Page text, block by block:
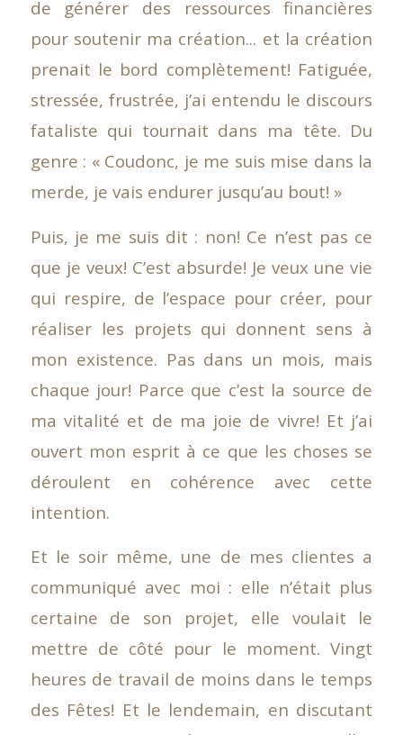
de générer des ressources financières
pour soutenir ma création... et la création
prenait le bord complètement! Fatiguée,
stressée, frustrée, j’ai entendu le discours
fataliste qui tournait dans ma tête. Du
genre : « Coudonc, je me suis mise dans la
merde, je vais endurer jusqu’au bout! »
Puis, je me suis dit : non! Ce n’est pas ce
que je veux! C’est absurde! Je veux une vie
qui respire, de l’espace pour créer, pour
réaliser les projets qui donnent sens à
mon existence. Pas dans un mois, mais
chaque jour! Parce que c’est la source de
ma vitalité et de ma joie de vivre! Et j’ai
ouvert mon esprit à ce que les choses se
déroulent en cohérence avec cette
intention.
Et le soir même, une de mes clientes a
communiqué avec moi : elle n’était plus
certaine de son projet, elle voulait le
mettre de côté pour le moment. Vingt
heures de travail de moins dans le temps
des Fêtes! Et le lendemain, en discutant